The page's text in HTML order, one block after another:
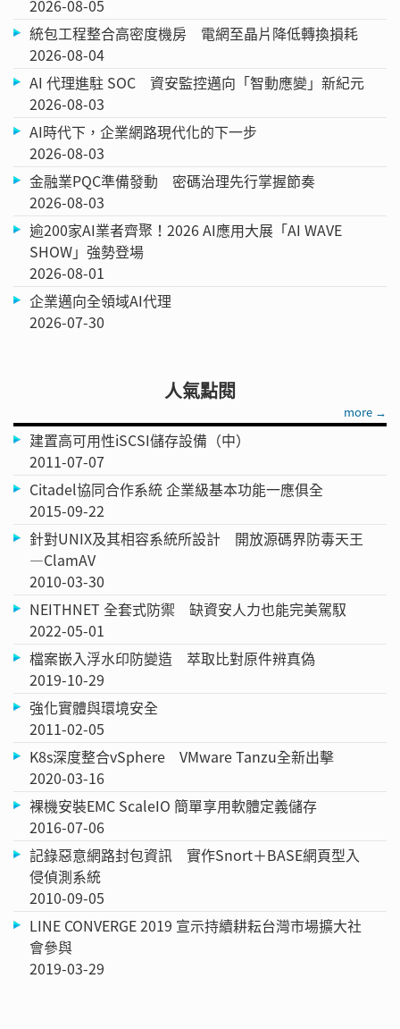
2026-08-05
統包工程整合高密度機房 電網至晶片降低轉換損耗
2026-08-04
AI 代理進駐 SOC 資安監控邁向「智動應變」新紀元
2026-08-03
AI時代下，企業網路現代化的下一步
2026-08-03
金融業PQC準備發動 密碼治理先行掌握節奏
2026-08-03
逾200家AI業者齊聚！2026 AI應用大展「AI WAVE
SHOW」強勢登場
2026-08-01
企業邁向全領域AI代理
2026-07-30
人氣點閱
more →
建置高可用性iSCSI儲存設備（中）
2011-07-07
Citadel協同合作系統 企業級基本功能一應俱全
2015-09-22
針對UNIX及其相容系統所設計 開放源碼界防毒天王
—ClamAV
2010-03-30
NEITHNET 全套式防禦 缺資安人力也能完美駕馭
2022-05-01
檔案嵌入浮水印防變造 萃取比對原件辨真偽
2019-10-29
強化實體與環境安全
2011-02-05
K8s深度整合vSphere VMware Tanzu全新出擊
2020-03-16
裸機安裝EMC ScaleIO 簡單享用軟體定義儲存
2016-07-06
記錄惡意網路封包資訊 實作Snort＋BASE網頁型入
侵偵測系統
2010-09-05
LINE CONVERGE 2019 宣示持續耕耘台灣市場擴大社
會參與
2019-03-29